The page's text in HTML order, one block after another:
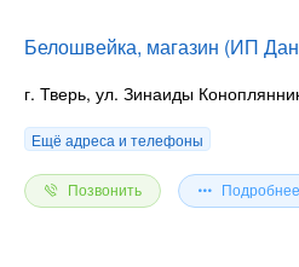
Белошвейка, магазин (ИП
г. Тверь, ул. Зинаиды
Ещё адреса и телефоны
Позвонить Подробнее